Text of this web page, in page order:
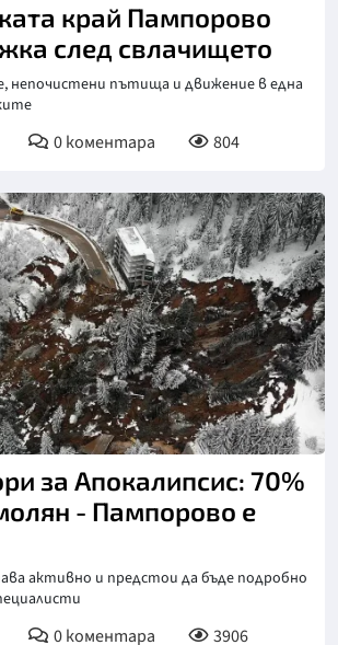
край Пампорово
след свлачището
непочистени пътища и движение в една
0коментара 804
за Апокалипсис: 70%
- Пампорово е
активно и предстои да бъде подробно
0коментара 3906